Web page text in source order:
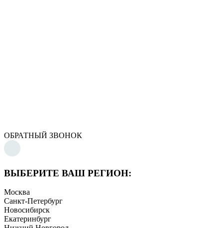
ОБРАТНЫЙ ЗВОНОК
ВЫБЕРИТЕ ВАШ РЕГИОН:
Москва
Санкт-Петербург
Новосибирск
Екатеринбург